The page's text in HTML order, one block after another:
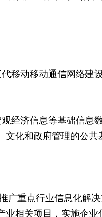
移动移动通信网络建
经济信息等基础信息
化和政府管理的公共
广重点行业信息化解
相关项目，实施企业